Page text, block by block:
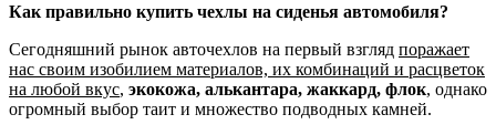
Как правильно купить чехлы на сиденья автомобиля?
Сегодняшний рынок авточехлов на первый взгляд поражает
нас своим изобилием материалов, их комбинаций и расцветок
на любой вкус, экокожа, алькантара, жаккард, флок, однако
огромный выбор таит и множество подводных камней.